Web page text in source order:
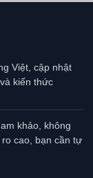
Việt, cập nhật
kiến thức
khảo, không
cao, bạn cần tự